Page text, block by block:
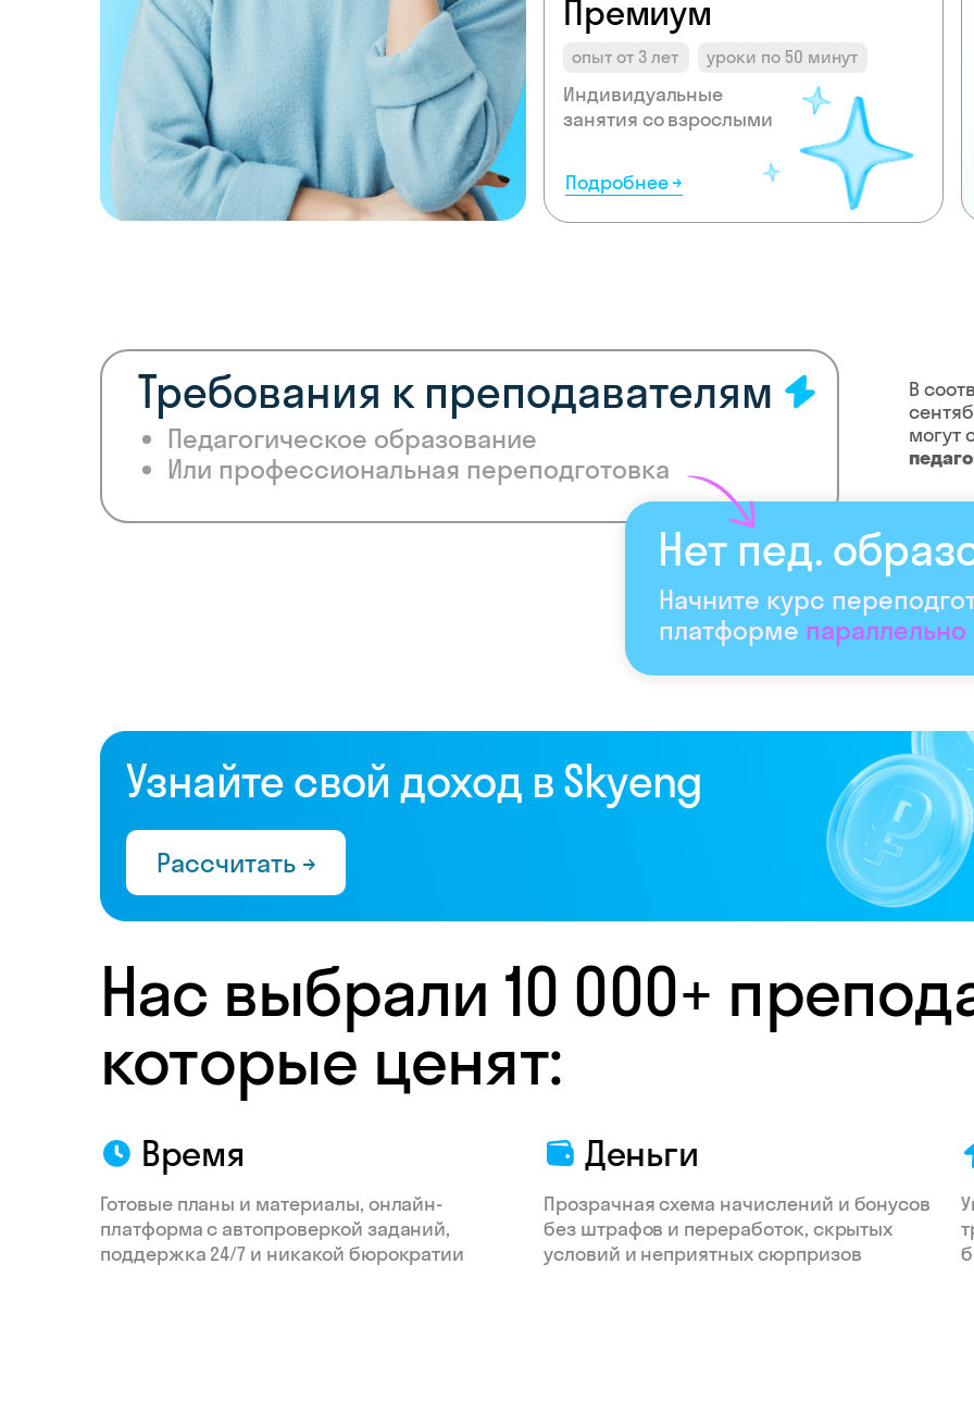
Премиум
опыт от 3 лет уроки по 50 минут
Индивидуальные
занятия со взрослыми
Подробнее →
Педагогическое образование
Или профессиональная переподготовка
В
могут
Начните курс
платформе
Требования к преподавателям
Нет пед.
Узнайте свой доход в Skyeng
Рассчитать →
Нас выбрали 10 000+
которые ценят:
Время
Готовые планы и материалы, онлайн-
платформа с автопроверкой заданий,
поддержка 24/7 и никакой бюрократии
Деньги
Прозрачная схема начислений и бонусов
без штрафов и переработок, скрытых
условий и неприятных сюрпризов